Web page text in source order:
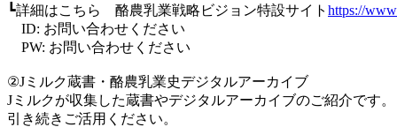
┗詳細はこちら 酪農乳業戦略ビジョン特設サイト https://
ID: お問い合わせください
PW: お問い合わせください
②Jミルク蔵書・酪農乳業史デジタルアーカイブ
Jミルクが収集した蔵書やデジタルアーカイブのご紹介です。
引き続きご活用ください。